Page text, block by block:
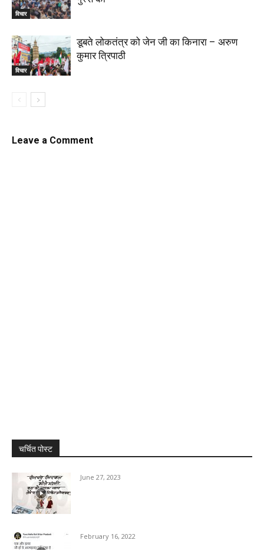
विचार
विचार
डूबते लोकतंत्र को जेन जी का किनारा – अरुण
कुमार त्रिपाठी
Leave a Comment
चर्चित पोस्ट
June 27, 2023
February 16, 2022